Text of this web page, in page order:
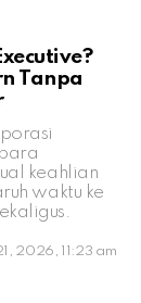
Tanpa
keahlian
waktu ke
2026, 11:23 am